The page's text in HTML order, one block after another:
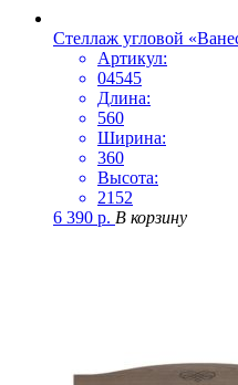
Стеллаж угловой
Артикул:
04545
Длина:
560
Ширина:
360
Высота:
2152
6 390 р. В корзину